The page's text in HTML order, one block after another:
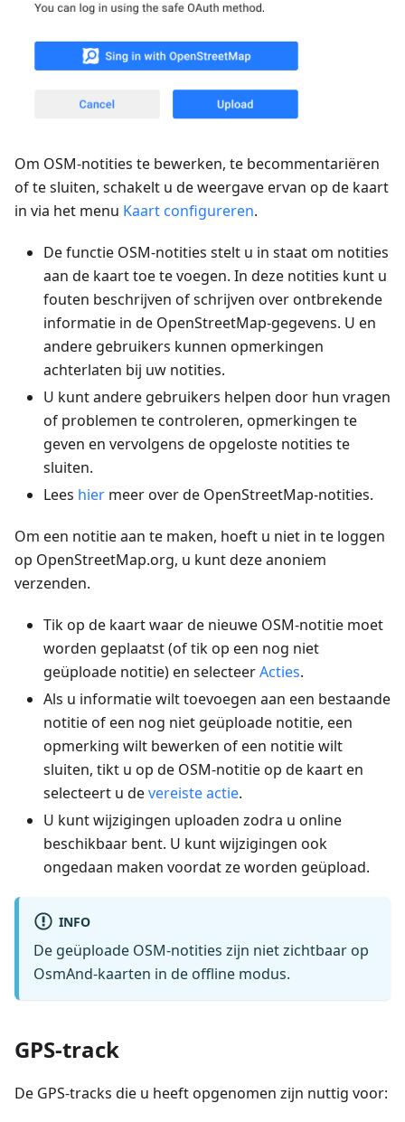
Om OSM-notities te bewerken, te becommentariëren
of te sluiten, schakelt u de weergave ervan op de kaart
in via het menu Kaart configureren.
De functie OSM-notities stelt u in staat om notities
aan de kaart toe te voegen. In deze notities kunt u
fouten beschrijven of schrijven over ontbrekende
informatie in de OpenStreetMap-gegevens. U en
andere gebruikers kunnen opmerkingen
achterlaten bij uw notities.
U kunt andere gebruikers helpen door hun vragen
of problemen te controleren, opmerkingen te
geven en vervolgens de opgeloste notities te
sluiten.
Lees hier meer over de OpenStreetMap-notities.
Om een notitie aan te maken, hoeft u niet in te loggen
op OpenStreetMap.org, u kunt deze anoniem
verzenden.
Tik op de kaart waar de nieuwe OSM-notitie moet
worden geplaatst (of tik op een nog niet
geüploade notitie) en selecteerActies.
Als u informatie wilt toevoegen aan een bestaande
notitie of een nog niet geüploade notitie, een
opmerking wilt bewerken of een notitie wilt
sluiten, tikt u op de OSM-notitie op de kaart en
selecteert u devereiste actie.
U kunt wijzigingen uploaden zodra u online
beschikbaar bent. U kunt wijzigingen ook
ongedaan maken voordat ze worden geüpload.
INFO
De geüploade OSM-notities zijn niet zichtbaar op
OsmAnd-kaarten in de offline modus.
GPS-track
De GPS-tracks die u heeft opgenomen zijn nuttig voor: